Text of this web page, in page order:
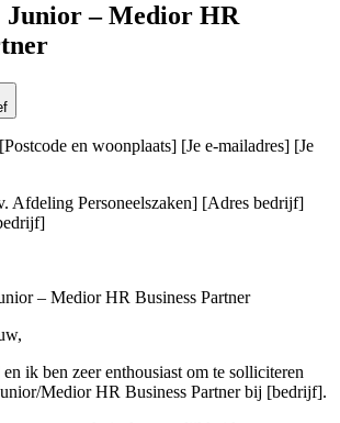
Junior – Medior HR
en woonplaats] [Je e-mailadres] [Je
Afdeling Personeelszaken] [Adres bedrijf]
– Medior HR Business Partner
ik ben zeer enthousiast om te solliciteren
Medior HR Business Partner bij [bedrijf].